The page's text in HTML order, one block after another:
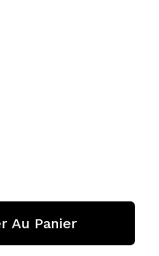
Au Panier